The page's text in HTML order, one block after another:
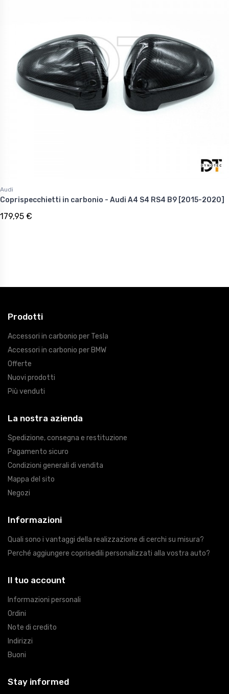
Audi
Coprispecchietti in carbonio - Audi A4 S4 RS4 B9 [2015-2020]
179,95 €
Prodotti
Accessori in carbonio per Tesla
Accessori in carbonio per BMW
Offerte
Nuovi prodotti
Più venduti
La nostra azienda
Spedizione, consegna e restituzione
Pagamento sicuro
Condizioni generali di vendita
Mappa del sito
Negozi
Informazioni
Quali sono i vantaggi della realizzazione di cerchi su misura?
Perché aggiungere coprisedili personalizzati alla vostra auto?
Il tuo account
Informazioni personali
Ordini
Note di credito
Indirizzi
Buoni
Stay informed